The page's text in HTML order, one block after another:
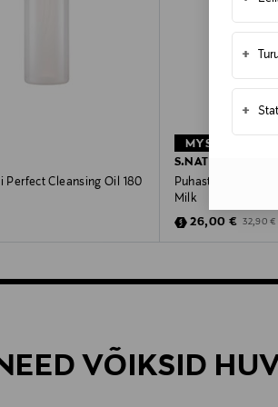
+
+
Perfect Cleansing Oil 180
S.NATURE
Puhastuspiim Aqua
Milk
Discounted Price
26,00 € Original
32,90 €
VÕIKSID